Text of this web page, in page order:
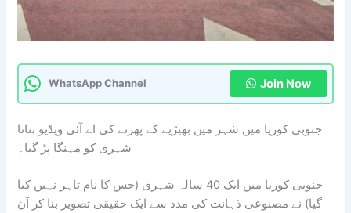
WhatsApp Channel Join Now
جنوبی کوریا میں شہر میں بھیڑیے کے پھرنے کی اے آئی ویڈیو بنانا
شہری کو مہنگا پڑ گیا۔
جنوبی کوریا میں ایک 40 سالہ شہری (جس کا نام ثاہر نہیں کیا
گیا) نے مصنوعی ذہانت کی مدد سے ایک حقیقی تصویر بنا کر آن